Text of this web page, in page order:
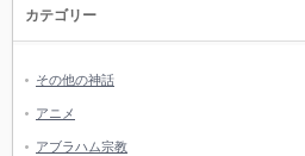
カテゴリー
その他の神話
アニメ
アブラハム宗教